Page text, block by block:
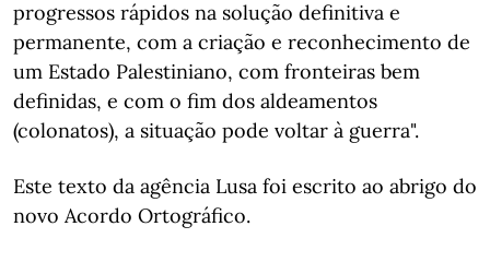
progressos rápidos na solução definitiva e
permanente, com a criação e reconhecimento de
um Estado Palestiniano, com fronteiras bem
definidas, e com o fim dos aldeamentos
(colonatos), a situação pode voltar à guerra".
Este texto da agência Lusa foi escrito ao abrigo do
novo Acordo Ortográfico.